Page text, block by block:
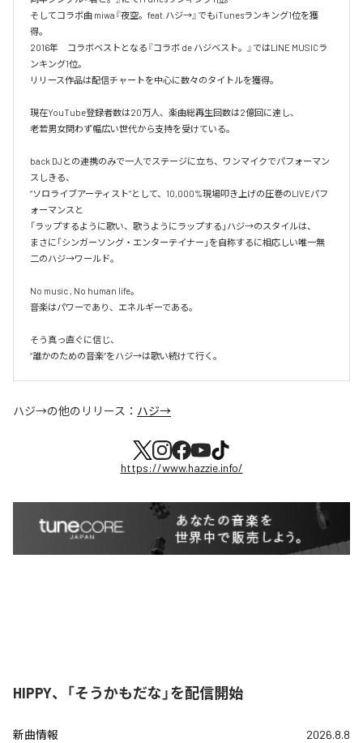
そしてコラボ曲 miwa『夜空。feat.ハジ→』でもiTunesランキング1位を獲
得。
2016年　コラボベストとなる『コラボ de ハジベスト。』ではLINE MUSICラ
ンキング1位。
リリース作品は配信チャートを中心に数々のタイトルを獲得。
現在YouTube登録者数は20万人、楽曲総再生回数は2億回に達し、
老若男女問わず幅広い世代から支持を受けている。
back DJとの連携のみで一人でステージに立ち、ワンマイクでパフォーマン
スしきる、
“ソロライブアーティスト”として、10,000%現場叩き上げの圧巻のLIVEパフ
ォーマンスと
「ラップするように歌い、歌うようにラップする」ハジ→のスタイルは、
まさに「シンガーソング・エンターテイナー」を自称するに相応しい唯一無
二のハジ→ワールド。
No music , No human life。
音楽はパワーであり、エネルギーである。
そう真っ直ぐに信じ、
ハジ→の他のリリース： ハジ→
https://www.hazzie.info/
HIPPY、「そうかもだな」を配信開始
新曲情報 2026.8.8